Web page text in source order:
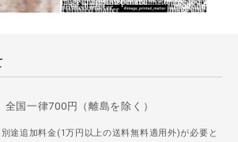
国一律700円（離島を除く）
途追加料金(1万円以上の送料無料適用外)が必要と